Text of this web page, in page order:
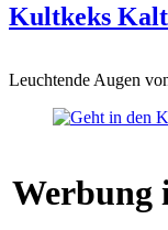
Kultkeks
Leuchtende Augen
Werbung